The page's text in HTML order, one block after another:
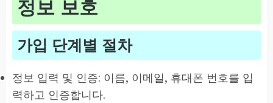
정보 보호
가입 단계별 절차
정보 입력 및 인증: 이름, 이메일, 휴대폰 번호를 입
력하고 인증합니다.